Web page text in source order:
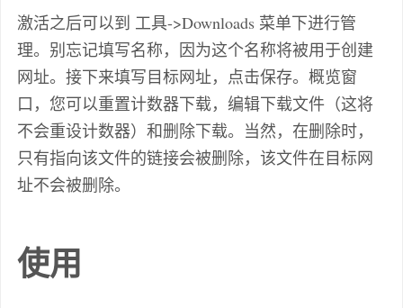
激活之后可以到 工具->Downloads 菜单下进行管
理。别忘记填写名称，因为这个名称将被用于创建
网址。接下来填写目标网址，点击保存。概览窗
口，您可以重置计数器下载，编辑下载文件（这将
不会重设计数器）和删除下载。当然，在删除时，
只有指向该文件的链接会被删除，该文件在目标网
址不会被删除。
使用